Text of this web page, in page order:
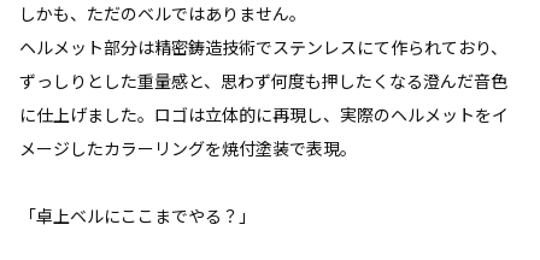
しかも、ただのベルではありません。
ヘルメット部分は精密鋳造技術でステンレスにて作られており、
ずっしりとした重量感と、思わず何度も押したくなる澄んだ音色
に仕上げました。ロゴは立体的に再現し、実際のヘルメットをイ
メージしたカラーリングを焼付塗装で表現。
「卓上ベルにここまでやる？」